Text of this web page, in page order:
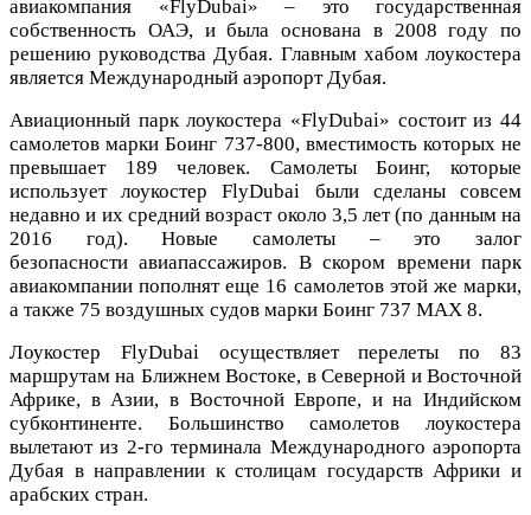
авиакомпания «FlyDubai» – это государственная
собственность ОАЭ, и была основана в 2008 году по
решению руководства Дубая. Главным хабом лоукостера
является Международный аэропорт Дубая.
Авиационный парк лоукостера «FlyDubai» состоит из 44
самолетов марки Боинг 737-800, вместимость которых не
превышает 189 человек. Самолеты Боинг, которые
использует лоукостер FlyDubai были сделаны совсем
недавно и их средний возраст около 3,5 лет (по данным на
2016 год). Новые самолеты – это залог
безопасности авиапассажиров. В скором времени парк
авиакомпании пополнят еще 16 самолетов этой же марки,
а также 75 воздушных судов марки Боинг 737 MAX 8.
Лоукостер FlyDubai осуществляет перелеты по 83
маршрутам на Ближнем Востоке, в Северной и Восточной
Африке, в Азии, в Восточной Европе, и на Индийском
субконтиненте. Большинство самолетов лоукостера
вылетают из 2-го терминала Международного аэропорта
Дубая в направлении к столицам государств Африки и
арабских стран.